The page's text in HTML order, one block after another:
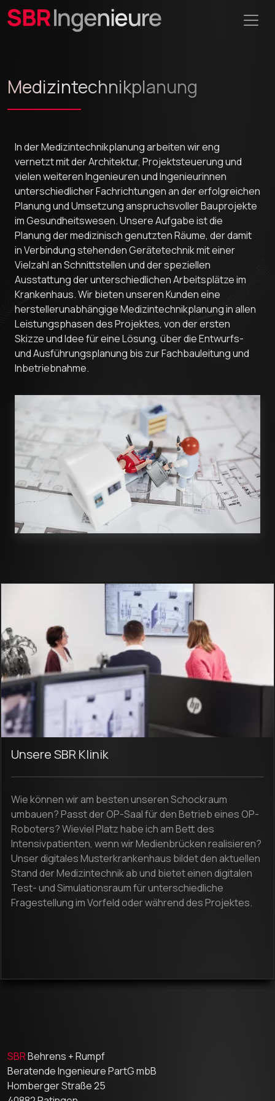
Medizintechnikplanung
In der Medizintechnikplanung arbeiten wir eng
vernetzt mit der Architektur, Projektsteuerung und
vielen weiteren Ingenieuren und Ingenieurinnen
unterschiedlicher Fachrichtungen an der erfolgreichen
Planung und Umsetzung anspruchsvoller Bauprojekte
im Gesundheitswesen. Unsere Aufgabe ist die
Planung der medizinisch genutzten Räume, der damit
in Verbindung stehenden Gerätetechnik mit einer
Vielzahl an Schnittstellen und der speziellen
Ausstattung der unterschiedlichen Arbeitsplätze im
Krankenhaus. Wir bieten unseren Kunden eine
herstellerunabhängige Medizintechnikplanung in allen
Leistungsphasen des Projektes, von der ersten
Skizze und Idee für eine Lösung, über die Entwurfs-
und Ausführungsplanung bis zur Fachbauleitung und
Inbetriebnahme.
Unsere SBR Klinik
Wie können wir am besten unseren Schockraum
umbauen? Passt der OP-Saal für den Betrieb eines OP-
Roboters? Wieviel Platz habe ich am Bett des
Intensivpatienten, wenn wir Medienbrücken realisieren?
Unser digitales Musterkrankenhaus bildet den aktuellen
Stand der Medizintechnik ab und bietet einen digitalen
Test- und Simulationsraum für unterschiedliche
Fragestellung im Vorfeld oder während des Projektes.
SBRBehrens + Rumpf
Beratende Ingenieure PartG mbB
Homberger Straße 25